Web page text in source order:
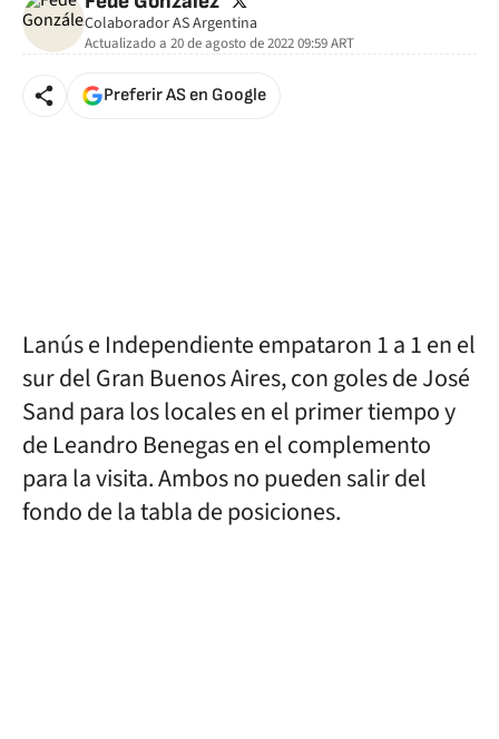
Colaborador AS Argentina
Actualizado a 20 de agosto de 2022 09:59ART
Preferir AS en Google
Lanús e Independiente empataron 1 a 1 en el
sur del Gran Buenos Aires, con goles de José
Sand para los locales en el primer tiempo y
de Leandro Benegas en el complemento
para la visita. Ambos no pueden salir del
fondo de la tabla de posiciones.